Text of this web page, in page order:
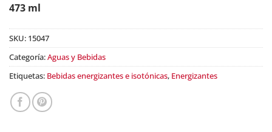
473 ml
SKU: 15047
Categoría:Aguas y Bebidas
Etiquetas: Bebidas energizantes e isotónicas, Energizantes